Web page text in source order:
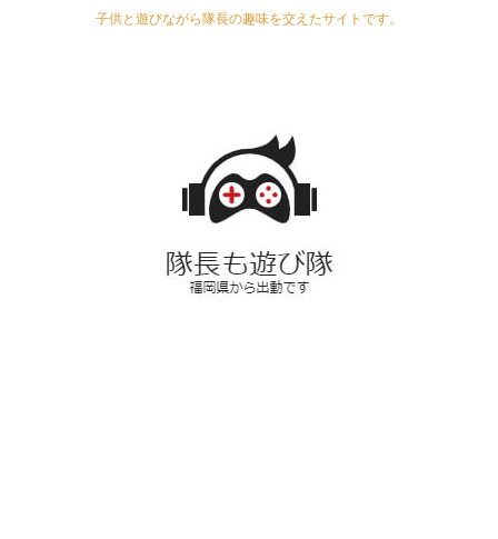
子供と遊びながら隊長の趣味を交えたサイトです。